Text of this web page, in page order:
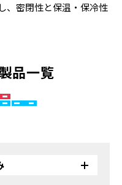
、密閉性と保温・保冷性
品一覧